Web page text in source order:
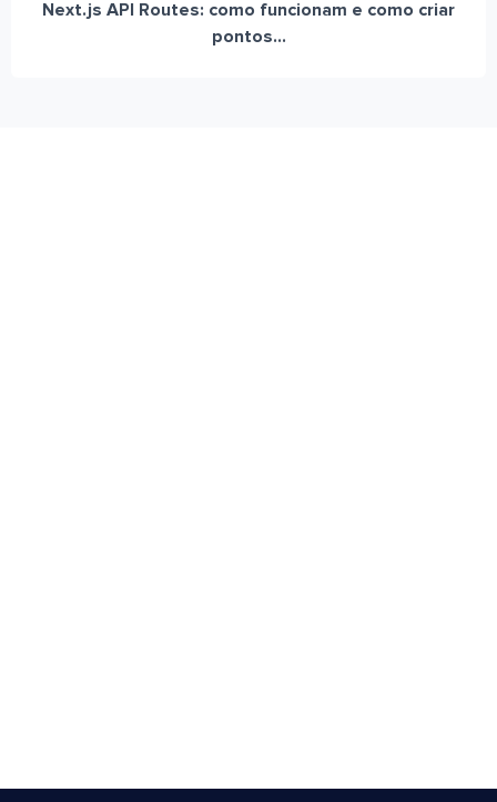
Next.js API Routes: como funcionam e como criar
pontos...